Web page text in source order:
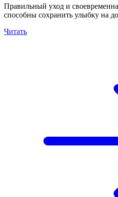
Правильный уход и
способны сохранить улыбку на
Читать